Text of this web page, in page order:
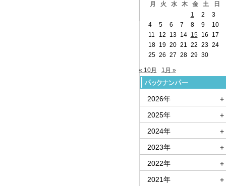
月 火 水 木 金 土
日
1
2
3
4
5 6 7 8 9
10
11
12 13 14 15 16
17
18
19 20 21 22 23 24
25 26 27 28 29 30
« 10月 1月 »
2026年
＋
2025年
＋
2024年
＋
2023年
＋
2022年
＋
2021年
＋